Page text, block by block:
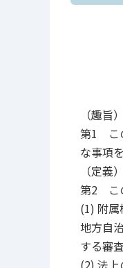
（趣旨）
第1 こ
な事項
（定義）
第2 こ
(1) 附属
地方自
する審
(2) 法